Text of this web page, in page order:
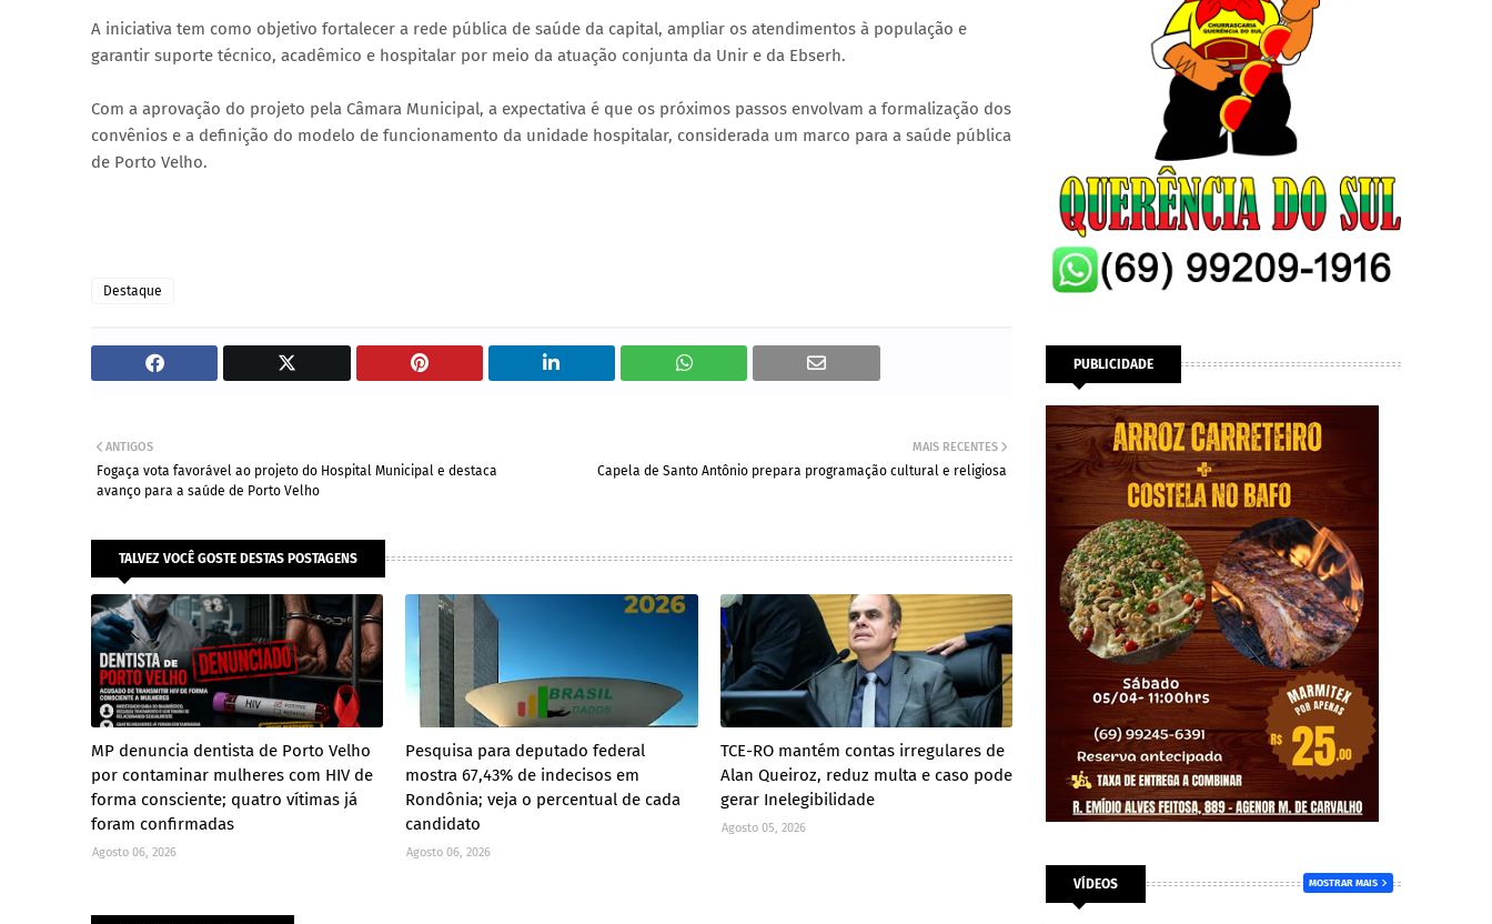
A iniciativa tem como objetivo fortalecer a rede pública de saúde da capital, ampliar os atendimentos à população e
garantir suporte técnico, acadêmico e hospitalar por meio da atuação conjunta da Unir e da Ebserh.
Com a aprovação do projeto pela Câmara Municipal, a expectativa é que os próximos passos envolvam a formalização dos
convênios e a definição do modelo de funcionamento da unidade hospitalar, considerada um marco para a saúde pública
de Porto Velho.
Destaque
MAIS RECENTES
Capela de Santo Antônio prepara programação cultural e religiosa
ANTIGOS
Fogaça vota favorável ao projeto do Hospital Municipal e destaca
avanço para a saúde de Porto Velho
TALVEZ VOCÊ GOSTE DESTAS POSTAGENS
MP denuncia dentista de Porto Velho
por contaminar mulheres com HIV de
forma consciente; quatro vítimas já
foram confirmadas
Agosto 06, 2026
Pesquisa para deputado federal
mostra 67,43% de indecisos em
Rondônia; veja o percentual de cada
candidato
Agosto 06, 2026
TCE-RO mantém contas irregulares de
Alan Queiroz, reduz multa e caso pode
gerar Inelegibilidade
Agosto 05, 2026
PUBLICIDADE
VÍDEOS MOSTRAR MAIS